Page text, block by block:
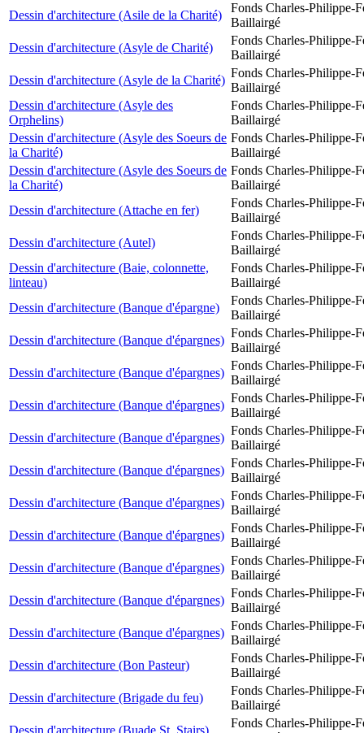
Dessin d'architecture (Asile de la Charité)
Fonds Charles-Philippe-
Baillairgé
Dessin d'architecture (Asyle de Charité)
Fonds Charles-Philippe-
Baillairgé
Dessin d'architecture (Asyle de la Charité)
Fonds Charles-Philippe-
Baillairgé
Dessin d'architecture (Asyle des
Orphelins)
Fonds Charles-Philippe-
Baillairgé
Dessin d'architecture (Asyle des Soeurs de
la Charité)
Fonds Charles-Philippe-
Baillairgé
Dessin d'architecture (Asyle des Soeurs de
la Charité)
Fonds Charles-Philippe-
Baillairgé
Dessin d'architecture (Attache en fer)
Fonds Charles-Philippe-
Baillairgé
Dessin d'architecture (Autel)
Fonds Charles-Philippe-
Baillairgé
Dessin d'architecture (Baie, colonnette,
linteau)
Fonds Charles-Philippe-
Baillairgé
Dessin d'architecture (Banque d'épargne)
Fonds Charles-Philippe-
Baillairgé
Dessin d'architecture (Banque d'épargnes)
Fonds Charles-Philippe-
Baillairgé
Dessin d'architecture (Banque d'épargnes)
Fonds Charles-Philippe-
Baillairgé
Dessin d'architecture (Banque d'épargnes)
Fonds Charles-Philippe-
Baillairgé
Dessin d'architecture (Banque d'épargnes)
Fonds Charles-Philippe-
Baillairgé
Dessin d'architecture (Banque d'épargnes)
Fonds Charles-Philippe-
Baillairgé
Dessin d'architecture (Banque d'épargnes)
Fonds Charles-Philippe-
Baillairgé
Dessin d'architecture (Banque d'épargnes)
Fonds Charles-Philippe-
Baillairgé
Dessin d'architecture (Banque d'épargnes)
Fonds Charles-Philippe-
Baillairgé
Dessin d'architecture (Banque d'épargnes)
Fonds Charles-Philippe-
Baillairgé
Dessin d'architecture (Banque d'épargnes)
Fonds Charles-Philippe-
Baillairgé
Dessin d'architecture (Bon Pasteur)
Fonds Charles-Philippe-
Baillairgé
Dessin d'architecture (Brigade du feu)
Fonds Charles-Philippe-
Baillairgé
Dessin d'architecture (Buade St. Stairs)
Fonds Charles-Philippe-